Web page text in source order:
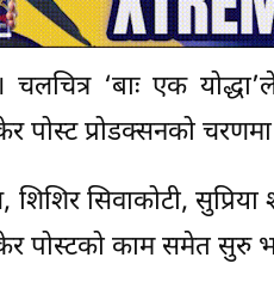
। चलचित्र ‘बाः एक
पोस्ट प्रोडक्सनको
सिवाकोटी,
पोस्टको काम समेत सुरु